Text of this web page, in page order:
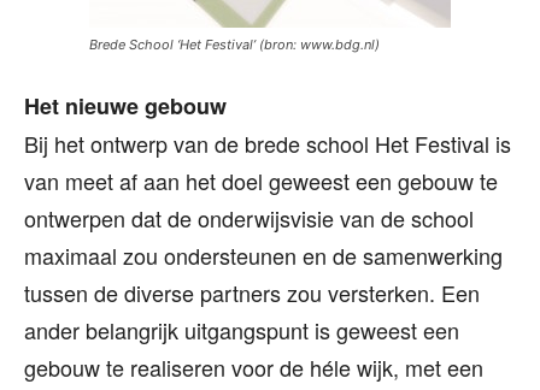
Brede School ‘Het Festival’ (bron: www.bdg.nl)
Het nieuwe gebouw
Bij het ontwerp van de brede school Het Festival is
van meet af aan het doel geweest een gebouw te
ontwerpen dat de onderwijsvisie van de school
maximaal zou ondersteunen en de samenwerking
tussen de diverse partners zou versterken. Een
ander belangrijk uitgangspunt is geweest een
gebouw te realiseren voor de héle wijk, met een